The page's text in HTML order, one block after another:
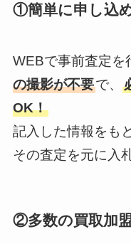
①簡単に申し込
WEBで事前査定を
の撮影が不要で、
OK！
記入した情報をも
その査定を元に入
②多数の買取加